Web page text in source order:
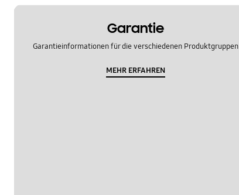
Garantie
Garantieinformationen für die verschiedenen Produktgruppen
MEHR ERFAHREN